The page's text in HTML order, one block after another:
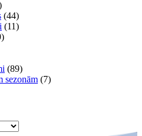
(44)
(11)
(89)
sezonām (7)